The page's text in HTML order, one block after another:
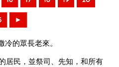
►
的眾長老來。
居民，並祭司、先知，和所有